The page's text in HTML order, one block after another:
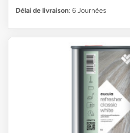
Délai de livraison: 6 Journées